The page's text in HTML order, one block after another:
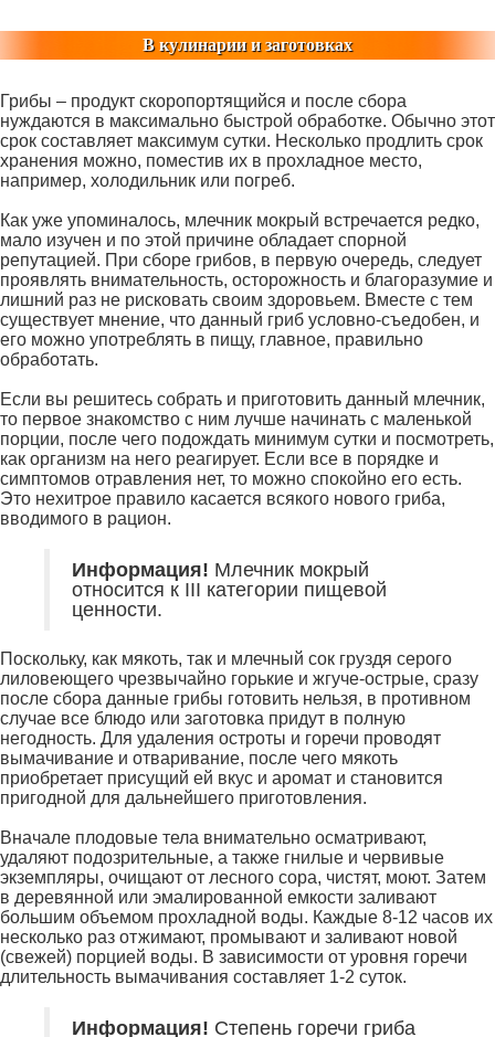
В кулинарии и заготовках
Грибы – продукт скоропортящийся и после сбора
нуждаются в максимально быстрой обработке. Обычно этот
срок составляет максимум сутки. Несколько продлить срок
хранения можно, поместив их в прохладное место,
например, холодильник или погреб.
Как уже упоминалось, млечник мокрый встречается редко,
мало изучен и по этой причине обладает спорной
репутацией. При сборе грибов, в первую очередь, следует
проявлять внимательность, осторожность и благоразумие и
лишний раз не рисковать своим здоровьем. Вместе с тем
существует мнение, что данный гриб условно-съедобен, и
его можно употреблять в пищу, главное, правильно
обработать.
Если вы решитесь собрать и приготовить данный млечник,
то первое знакомство с ним лучше начинать с маленькой
порции, после чего подождать минимум сутки и посмотреть,
как организм на него реагирует. Если все в порядке и
симптомов отравления нет, то можно спокойно его есть.
Это нехитрое правило касается всякого нового гриба,
вводимого в рацион.
Информация! Млечник мокрый
относится к III категории пищевой
ценности.
Поскольку, как мякоть, так и млечный сок груздя серого
лиловеющего чрезвычайно горькие и жгуче-острые, сразу
после сбора данные грибы готовить нельзя, в противном
случае все блюдо или заготовка придут в полную
негодность. Для удаления остроты и горечи проводят
вымачивание и отваривание, после чего мякоть
приобретает присущий ей вкус и аромат и становится
пригодной для дальнейшего приготовления.
Вначале плодовые тела внимательно осматривают,
удаляют подозрительные, а также гнилые и червивые
экземпляры, очищают от лесного сора, чистят, моют. Затем
в деревянной или эмалированной емкости заливают
большим объемом прохладной воды. Каждые 8-12 часов их
несколько раз отжимают, промывают и заливают новой
(свежей) порцией воды. В зависимости от уровня горечи
длительность вымачивания составляет 1-2 суток.
Информация! Степень горечи гриба